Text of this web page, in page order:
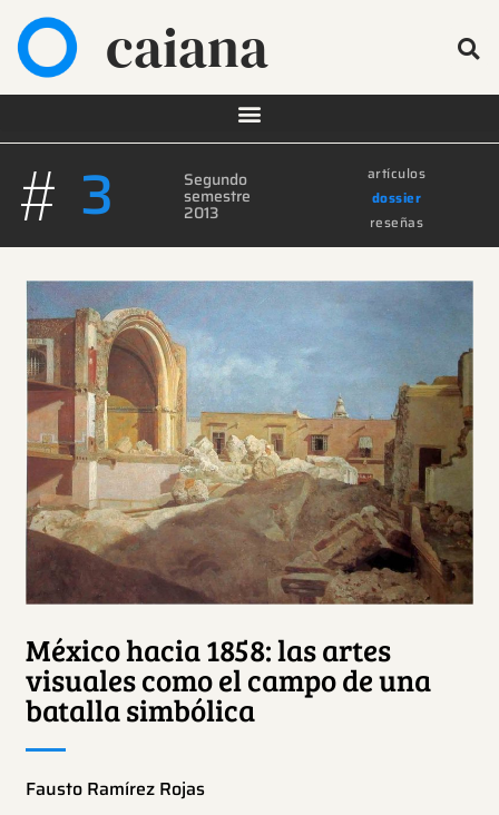
caiana
# 3 Segundo
semestre
2013
artículos
dossier
reseñas
México hacia 1858: las artes
visuales como el campo de una
batalla simbólica
Fausto Ramírez Rojas